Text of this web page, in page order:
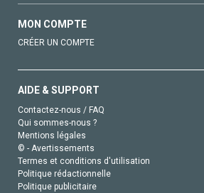
MON COMPTE
CRÉER UN COMPTE
AIDE & SUPPORT
Contactez-nous / FAQ
Qui sommes-nous ?
Mentions légales
© - Avertissements
Termes et conditions d'utilisation
Politique rédactionnelle
Politique publicitaire